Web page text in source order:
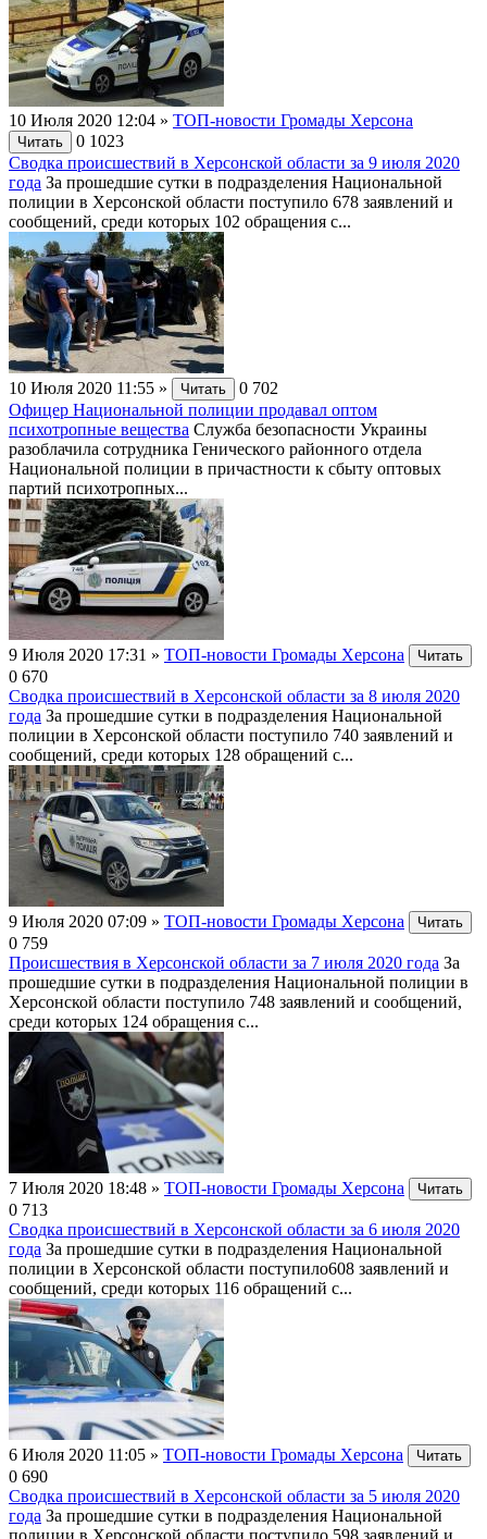
10 Июля 2020 12:04 » ТОП-новости Громады Херсона
Читать 0 1023
Сводка происшествий в Херсонской области за 9 июля 2020
года За прошедшие сутки в подразделения Национальной
полиции в Херсонской области поступило 678 заявлений и
сообщений, среди которых 102 обращения с...
10 Июля 2020 11:55 » Читать 0 702
Офицер Национальной полиции продавал оптом
психотропные вещества Служба безопасности Украины
разоблачила сотрудника Генического районного отдела
Национальной полиции в причастности к сбыту оптовых
партий психотропных...
9 Июля 2020 17:31 » ТОП-новости Громады Херсона Читать
0 670
Сводка происшествий в Херсонской области за 8 июля 2020
года За прошедшие сутки в подразделения Национальной
полиции в Херсонской области поступило 740 заявлений и
сообщений, среди которых 128 обращений с...
9 Июля 2020 07:09 » ТОП-новости Громады Херсона Читать
0 759
Происшествия в Херсонской области за 7 июля 2020 года За
прошедшие сутки в подразделения Национальной полиции в
Херсонской области поступило 748 заявлений и сообщений,
среди которых 124 обращения с...
7 Июля 2020 18:48 » ТОП-новости Громады Херсона Читать
0 713
Сводка происшествий в Херсонской области за 6 июля 2020
года За прошедшие сутки в подразделения Национальной
полиции в Херсонской области поступило608 заявлений и
сообщений, среди которых 116 обращений с...
6 Июля 2020 11:05 » ТОП-новости Громады Херсона Читать
0 690
Сводка происшествий в Херсонской области за 5 июля 2020
года За прошедшие сутки в подразделения Национальной
полиции в Херсонской области поступило 598 заявлений и